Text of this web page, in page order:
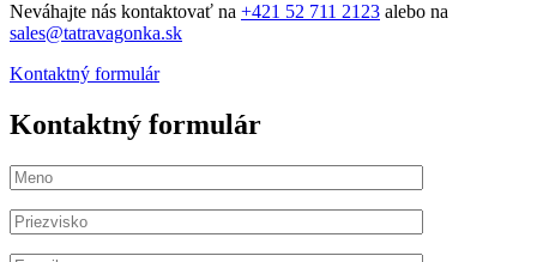
Neváhajte nás kontaktovať na +421 52 711 2123 alebo na
sales@tatravagonka.sk
Kontaktný formulár
Kontaktný formulár